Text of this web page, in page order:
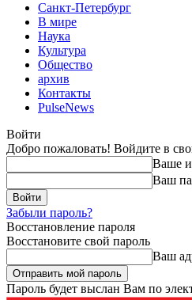
Санкт-Петербург
В мире
Наука
Культура
Общество
архив
Контакты
PulseNews
Войти
Добро пожаловать! Войдите в
Ваше
Ваш
Забыли пароль?
Восстановление пароля
Восстановите свой пароль
Ваш
Пароль будет выслан Вам по